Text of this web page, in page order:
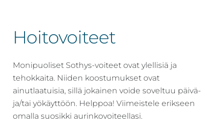
Kosmetiikan
-
Tilaa
jo
tänään
tuotteet:
Environ,
Medik8,
iS
Clinical,
Priori,
Hoitovoiteet
Monipuoliset Sothys-voiteet ovat ylellisiä ja
tehokkaita. Niiden koostumukset ovat
ainutlaatuisia, sillä jokainen voide soveltuu päivä-
ja/tai yökäyttöön. Helppoa! Viimeistele erikseen
omalla suosikki aurinkovoiteellasi.